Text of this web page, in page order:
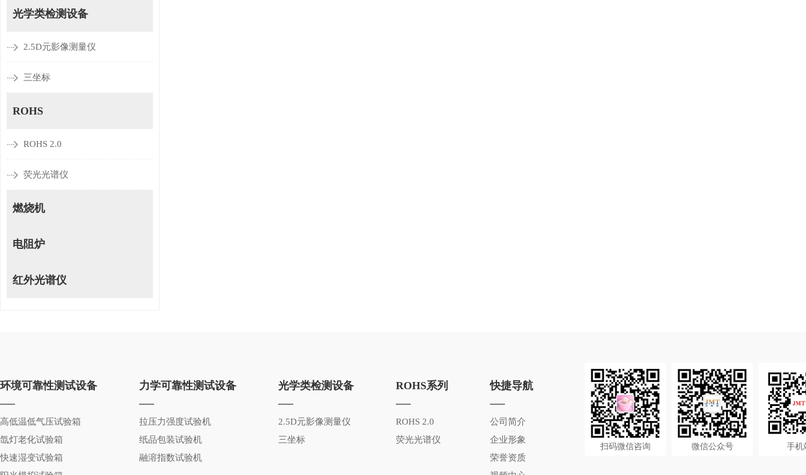
光学类检测设备
2.5D元影像测量仪
三坐标
ROHS
ROHS 2.0
荧光光谱仪
燃烧机
电阻炉
红外光谱仪
环境可靠性测试设备
高低温低气压试验箱
氙灯老化试验箱
快速湿变试验箱
力学可靠性测试设备
拉压力强度试验机
纸品包装试验机
融溶指数试验机
光学类检测设备
2.5D元影像测量仪
三坐标
ROHS系列
ROHS 2.0
荧光光谱仪
快捷导航
公司简介
企业形象
荣誉资质
手机
微信公众号
扫码微信咨询